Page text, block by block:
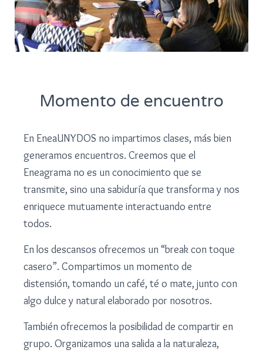
Momento de encuentro
En EneaUNYDOS no impartimos clases, más bien
generamos encuentros. Creemos que el
Eneagrama no es un conocimiento que se
transmite, sino una sabiduría que transforma y nos
enriquece mutuamente interactuando entre
todos.
En los descansos ofrecemos un “break con toque
casero”. Compartimos un momento de
distensión, tomando un café, té o mate, junto con
algo dulce y natural elaborado por nosotros.
También ofrecemos la posibilidad de compartir en
grupo. Organizamos una salida a la naturaleza,